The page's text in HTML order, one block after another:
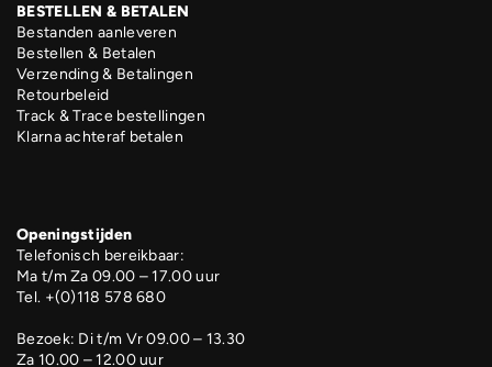
BESTELLEN & BETALEN
Bestanden aanleveren
Bestellen & Betalen
Verzending & Betalingen
Retourbeleid
Track & Trace bestellingen
Klarna achteraf betalen
Openingstijden
Telefonisch bereikbaar:
Ma t/m Za 09.00 – 17.00 uur
Tel. +(0)118 578 680
Bezoek: Di t/m Vr 09.00 – 13.30
Za 10.00 – 12.00 uur